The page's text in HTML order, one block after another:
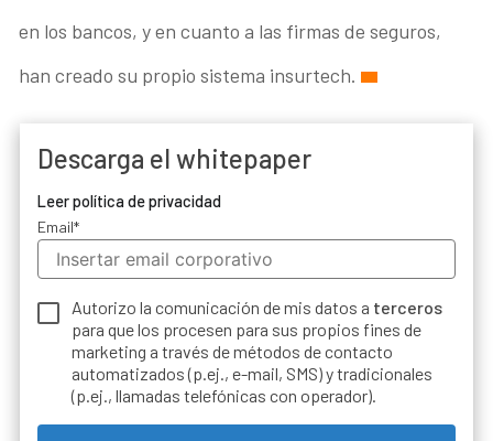
en los bancos, y en cuanto a las firmas de seguros,
han creado su propio sistema insurtech.
Descarga el whitepaper
Leer política de privacidad
Email*
Autorizo la comunicación de mis datos a terceros
para que los procesen para sus propios fines de
marketing a través de métodos de contacto
automatizados (p.ej., e-mail, SMS) y tradicionales
(p.ej., llamadas telefónicas con operador).